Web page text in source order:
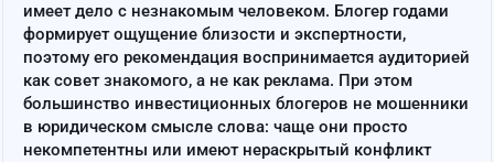
имеет дело с незнакомым человеком. Блогер годами
формирует ощущение близости и экспертности,
поэтому его рекомендация воспринимается аудиторией
как совет знакомого, а не как реклама. При этом
большинство инвестиционных блогеров не мошенники
в юридическом смысле слова: чаще они просто
некомпетентны или имеют нераскрытый конфликт